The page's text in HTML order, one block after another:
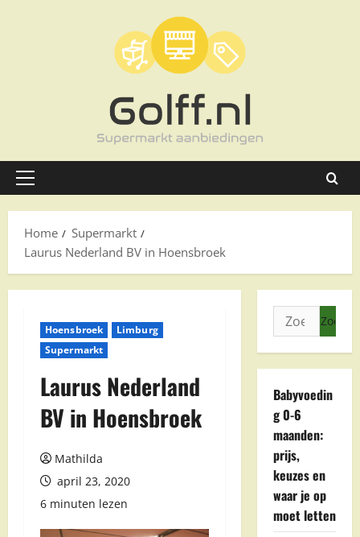
Primair
Home
Supermarkt
Laurus Nederland BV in Hoensbroek
Hoensbroek
Limburg
Supermarkt
Laurus Nederland
BV in Hoensbroek
Mathilda
april 23, 2020
6 minuten lezen
Zoeken
naar:
Babyvoedin
g 0-6
maanden:
prijs,
keuzes en
waar je op
moet letten